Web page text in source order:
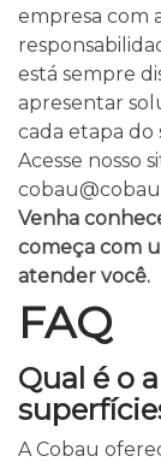
empresa com
está sempre
apresentar
cada etapa do
Acesse nosso
Venha
começa com
atender você.
FAQ
Qual é o
A Cobau